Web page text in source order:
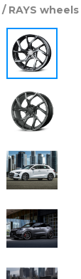
/ RAYS wheels